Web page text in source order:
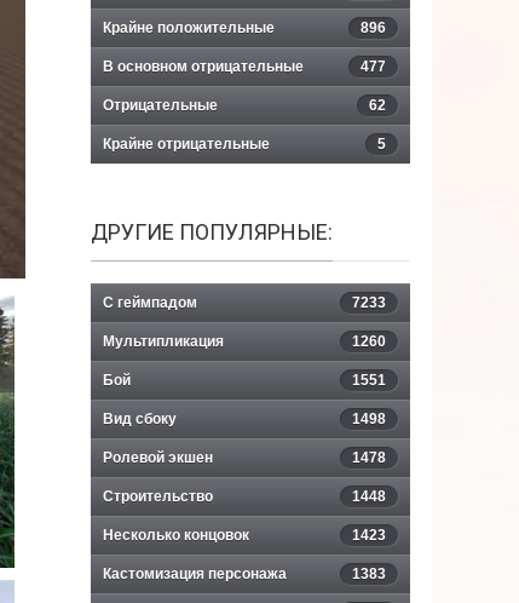
Крайне положительные 896
В основном отрицательные 477
Отрицательные 62
Крайне отрицательные 5
ДРУГИЕ ПОПУЛЯРНЫЕ:
С геймпадом 7233
Мультипликация 1260
Бой 1551
Вид сбоку 1498
Ролевой экшен 1478
Строительство 1448
Несколько концовок 1423
Кастомизация персонажа 1383